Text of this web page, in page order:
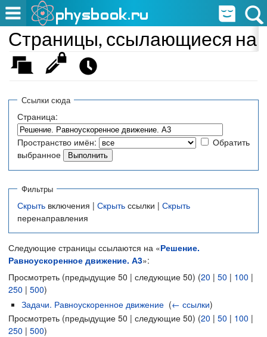
Страницы, ссылающиеся на
Ссылки сюда
Страница:
Пространство имён:
Обратить
выбранное
Фильтры
Скрыть включения | Скрыть ссылки | Скрыть
перенаправления
Следующие страницы ссылаются на «Решение.
Равноускоренное движение. А3»:
Просмотреть (предыдущие 50 | следующие 50) (20 | 50 | 100 |
250 | 500)
Задачи. Равноускоренное движение (← ссылки)
Просмотреть (предыдущие 50 | следующие 50) (20 | 50 | 100 |
250 | 500)